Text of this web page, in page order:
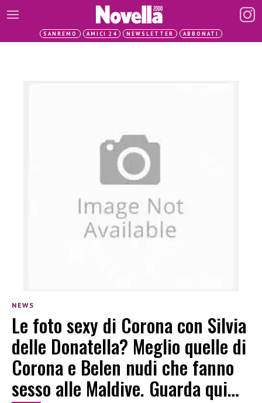
SANREMO AMICI 24 NEWSLETTER ABBONATI
NEWS
Le foto sexy di Corona con Silvia
delle Donatella? Meglio quelle di
Corona e Belen nudi che fanno
sesso alle Maldive. Guarda qui…